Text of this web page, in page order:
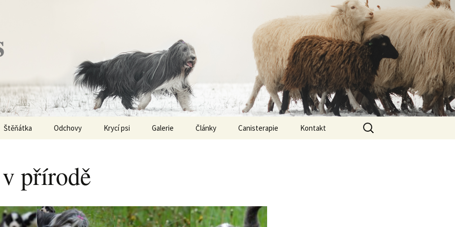
Štěňátka Odchovy
Vrh „O“
Vrh „M“
Krycí psi
Kaer Morhen
Galerie
Ostatní
Články
Barvy u Bearded Collií
Canisterapie Kontakt
Vyhledávání
přírodě